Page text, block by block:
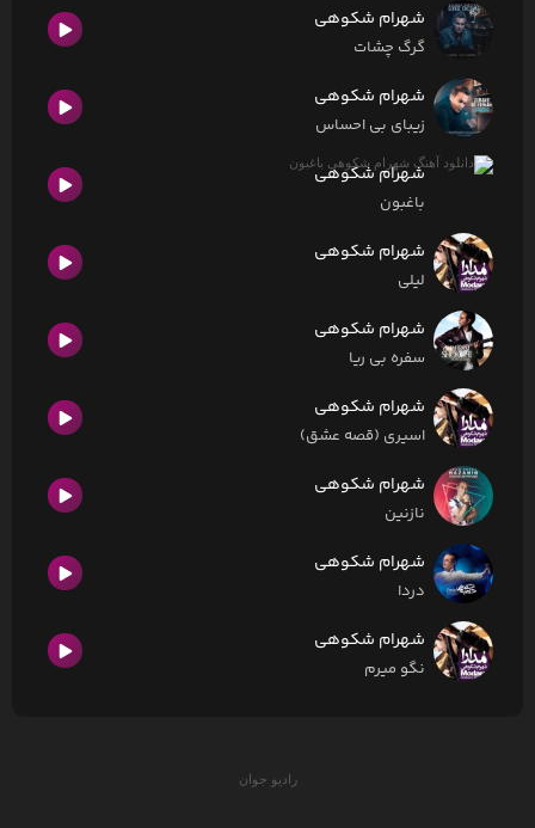
شهرام شکوهی
گرگ چشات
شهرام شکوهی
زیبای بی احساس
شهرام شکوهی
باغبون
شهرام شکوهی
لیلی
شهرام شکوهی
سفره بی ریا
شهرام شکوهی
اسیری (قصه عشق)
شهرام شکوهی
نازنین
شهرام شکوهی
دردا
شهرام شکوهی
نگو میرم
رادیو جوان